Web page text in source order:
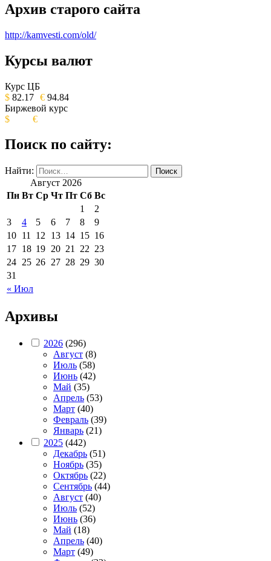
Архив старого сайта
http://kamvesti.com/old/
ОБЩЕСТВЕННО-ПОЛИТИЧЕСКОЕ
ИЗДАНИЕ КАМЧАТСКОГО КРАЯ.
Курсы валют
Курс ЦБ
$ 82.17 € 94.84
Биржевой курс
$
€
Поиск по сайту:
Найти:
Август 2026
Пн Вт Ср Чт Пт Сб Вс
« Июл
1
2
3
4 5 6 7 8
9
10 11 12 13 14 15 16
17 18 19 20 21 22 23
24 25 26 27 28 29 30
31
Архивы
2026 (296)
Август (8)
Июль (58)
Июнь (42)
Май (35)
Апрель (53)
Март (40)
Февраль (39)
Январь (21)
2025 (442)
Декабрь (51)
Ноябрь (35)
Октябрь (22)
Сентябрь (44)
Август (40)
Июль (52)
Июнь (36)
Май (18)
Апрель (40)
Март (49)